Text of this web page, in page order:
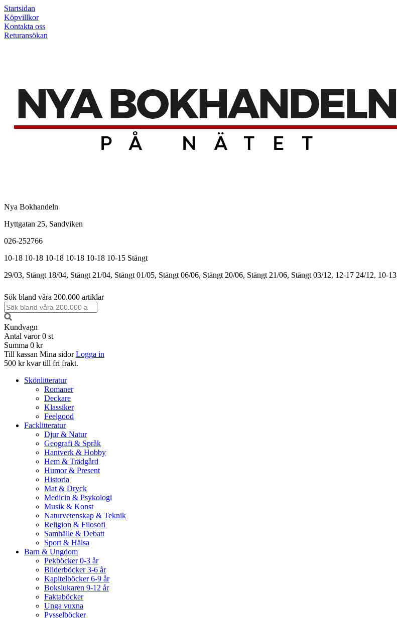
Startsidan
Köpvillkor
Kontakta oss
Returansökan
Nya Bokhandeln
Hyttgatan 25, Sandviken
026-252766
10-18 10-18 10-18 10-18 10-18 10-15 Stängt
29/03, Stängt 18/04, Stängt 21/04, Stängt 01/05, Stängt 06/06, Stängt 20/06, Stängt 21/06, Stängt 03/12, 12-17 24/12, 10-13
Sök bland våra 200.000 artiklar
Kundvagn
Antal varor 0 st
Summa 0 kr
Till kassan Mina sidor Logga in
500 kr kvar till fri frakt.
Skönlitteratur
Romaner
Deckare
Klassiker
Feelgood
Facklitteratur
Djur & Natur
Geografi & Språk
Hantverk & Hobby
Hem & Trädgård
Humor & Present
Historia
Mat & Dryck
Medicin & Psykologi
Musik & Konst
Naturvetenskap & Teknik
Religion & Filosofi
Samhälle & Debatt
Sport & Hälsa
Barn & Ungdom
Pekböcker 0-3 år
Bilderböcker 3-6 år
Kapitelböcker 6-9 år
Bokslukaren 9-12 år
Faktaböcker
Unga vuxna
Pysselböcker